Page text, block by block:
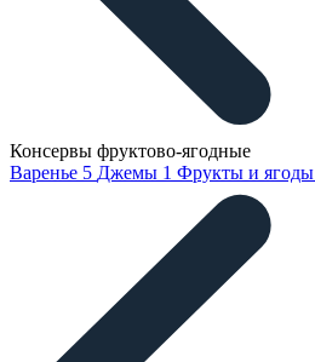
Консервы фруктово-ягодные
Варенье 5 Джемы 1 Фрукты и ягоды